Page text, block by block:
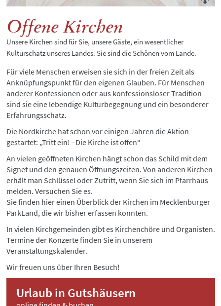
Offene Kirchen
Unsere Kirchen sind für Sie, unsere Gäste, ein wesentlicher
Kulturschatz unseres Landes. Sie sind die Schönen vom Lande.
Für viele Menschen erweisen sie sich in der freien Zeit als
Anknüpfungspunkt für den eigenen Glauben. Für Menschen
anderer Konfessionen oder aus konfessionsloser Tradition
sind sie eine lebendige Kulturbegegnung und ein besonderer
Erfahrungsschatz.
Die Nordkirche hat schon vor einigen Jahren die Aktion
gestartet: „Tritt ein! - Die Kirche ist offen“
An vielen geöffneten Kirchen hängt schon das Schild mit dem
Signet und den genauen Öffnungszeiten. Von anderen Kirchen
erhält man Schlüssel oder Zutritt, wenn Sie sich im Pfarrhaus
melden. Versuchen Sie es.
Sie finden hier einen Überblick der Kirchen im Mecklenburger
ParkLand, die wir bisher erfassen konnten.
In vielen Kirchgemeinden gibt es Kirchenchöre und Organisten.
Termine der Konzerte finden Sie in unserem
Veranstaltungskalender.
Wir freuen uns über Ihren Besuch!
Urlaub in Gutshäusern